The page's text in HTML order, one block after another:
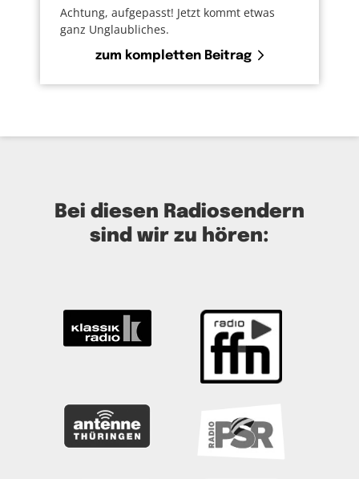
Achtung, aufgepasst! Jetzt kommt etwas
ganz Unglaubliches.
zum kompletten Beitrag
Bei diesen Radiosendern
sind wir zu hören: